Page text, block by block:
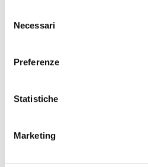
delNecessari
Preferenze
Statistiche
Marketing